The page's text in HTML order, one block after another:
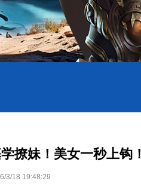
撩妹！美女一秒上钩！
3/18 19:48:29